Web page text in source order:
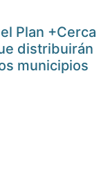
Plan +Cerca
distribuirán
municipios